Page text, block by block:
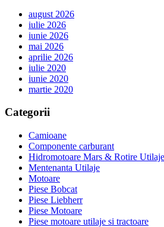
august 2026
iulie 2026
iunie 2026
mai 2026
aprilie 2026
iulie 2020
iunie 2020
martie 2020
Categorii
Camioane
Componente carburant
Hidromotoare Mars & Rotire Utilaje
Mentenanta Utilaje
Motoare
Piese Bobcat
Piese Liebherr
Piese Motoare
Piese motoare utilaje si tractoare